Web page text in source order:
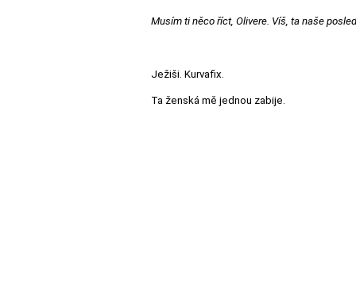
Musím ti něco říct, Olivere. Víš, ta naše
Ježiši. Kurvafix.
Ta ženská mě jednou zabije.